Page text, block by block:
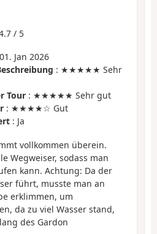
/ 5
Jan 2026
: ★★★★★ Sehr
Tour : ★★★★★ Sehr gut
: ★★★★☆ Gut
: Ja
vollkommen überein.
Wegweiser, sodass man
kann. Achtung: Da der
führt, musste man an
erklimmen, um
da zu viel Wasser stand,
des Gardon